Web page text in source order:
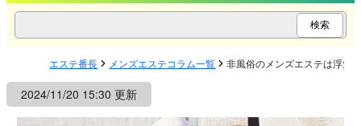
エステ番長 メンズエステコラム一覧 非風俗のメンズエステは浮気
2024/11/20 15:30 更新